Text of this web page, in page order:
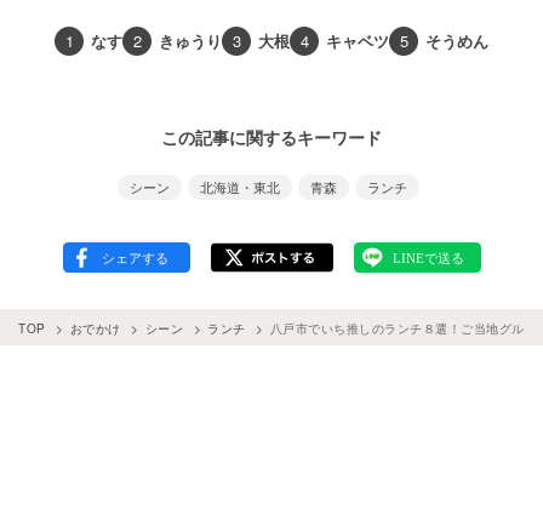
1 なす 2 きゅうり 3 大根 4 キャベツ 5 そうめん
この記事に関するキーワード
シーン 北海道・東北 青森 ランチ
TOP おでかけ シーン ランチ 八戸市でいち推しのランチ８選！ご当地グル